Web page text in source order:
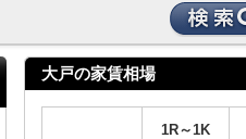
大戸の家賃相場
1R～1K